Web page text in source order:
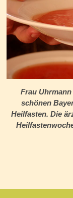
Frau
schönen
Heilfasten. Die